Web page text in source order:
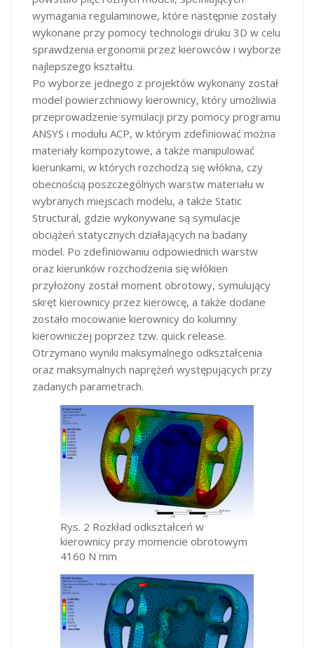
wymagania regulaminowe, które następnie zostały
wykonane przy pomocy technologii druku 3D w celu
sprawdzenia ergonomii przez kierowców i wyborze
najlepszego kształtu.
Po wyborze jednego z projektów wykonany został
model powierzchniowy kierownicy, który umożliwia
przeprowadzenie symulacji przy pomocy programu
ANSYS i modułu ACP, w którym zdefiniować można
materiały kompozytowe, a także manipulować
kierunkami, w których rozchodzą się włókna, czy
obecnością poszczególnych warstw materiału w
wybranych miejscach modelu, a także Static
Structural, gdzie wykonywane są symulacje
obciążeń statycznych działających na badany
model. Po zdefiniowaniu odpowiednich warstw
oraz kierunków rozchodzenia się włókien
przyłożony został moment obrotowy, symulujący
skręt kierownicy przez kierowcę, a także dodane
zostało mocowanie kierownicy do kolumny
kierowniczej poprzez tzw. quick release.
Otrzymano wyniki maksymalnego odkształcenia
oraz maksymalnych naprężeń występujących przy
zadanych parametrach.
Rys. 2 Rozkład odkształceń w
kierownicy przy momencie obrotowym
4160 N mm